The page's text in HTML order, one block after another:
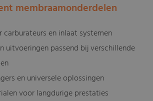
membraamonderdelen
en inlaat systemen
uitvoeringen passend bij verschillende
en universele oplossingen
voor langdurige prestaties